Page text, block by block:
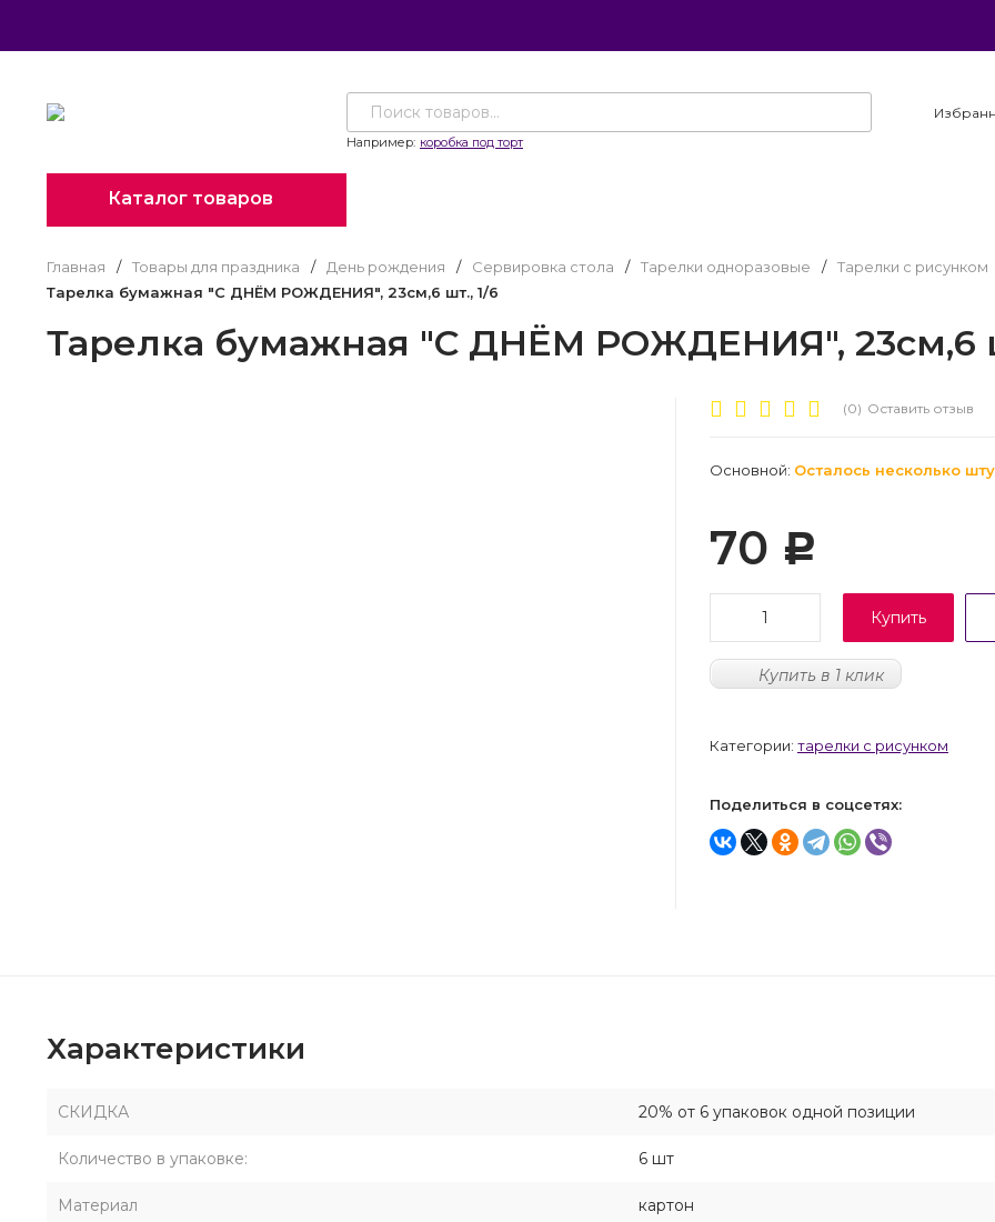
Например: коробка под торт
Каталог товаров
Главная / Товары для праздника / День рождения / Сервировка стола / Тарелки одноразовые /
Тарелки с рисунком
Тарелка бумажная "С ДНЁМ РОЖДЕНИЯ", 23см,6 шт., 1/6
Тарелка бумажная "С ДНЁМ РОЖДЕНИЯ", 23см,6
(0) Оставить отзыв
Основной: Осталось несколько
70 Р
Купить
Купить в 1 клик
Категории: тарелки с рисунком
Поделиться в соцсетях:
Характеристики
СКИДКА 20% от 6 упаковок одной позиции
Количество в упаковке: 6 шт
Материал картон